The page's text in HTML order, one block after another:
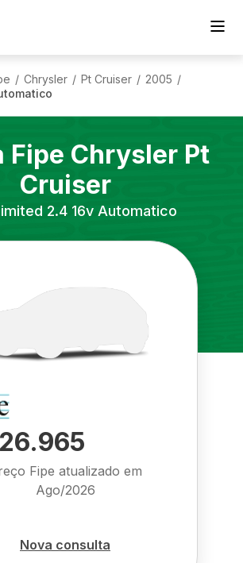
/ Chrysler / Pt Cruiser / 2005 /
Fipe Chrysler Pt
Cruiser
2.4 16v Automatico
Fipe atualizado em
Ago/2026
Nova consulta